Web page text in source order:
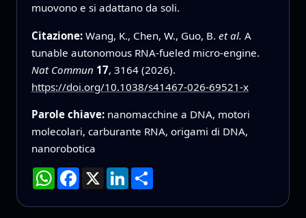
muovono e si adattano da soli.
Citazione: Wang, K., Chen, W., Guo, B. et al. A
tunable autonomous RNA-fueled micro-engine.
Nat Commun 17, 3164 (2026).
https://doi.org/10.1038/s41467-026-69521-x
Parole chiave: nanomacchine a DNA, motori
molecolari, carburante RNA, origami di DNA,
nanorobotica
WhatsApp
Facebook
X LinkedInCondividi